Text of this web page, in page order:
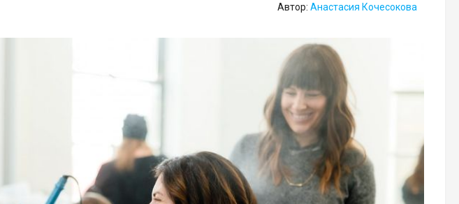
Автор: Анастасия Кочесокова